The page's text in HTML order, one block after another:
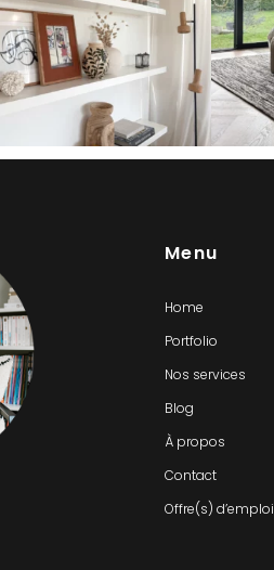
Menu
Home
Portfolio
Nos services
Blog
À propos
Contact
Offre(s) d’emploi